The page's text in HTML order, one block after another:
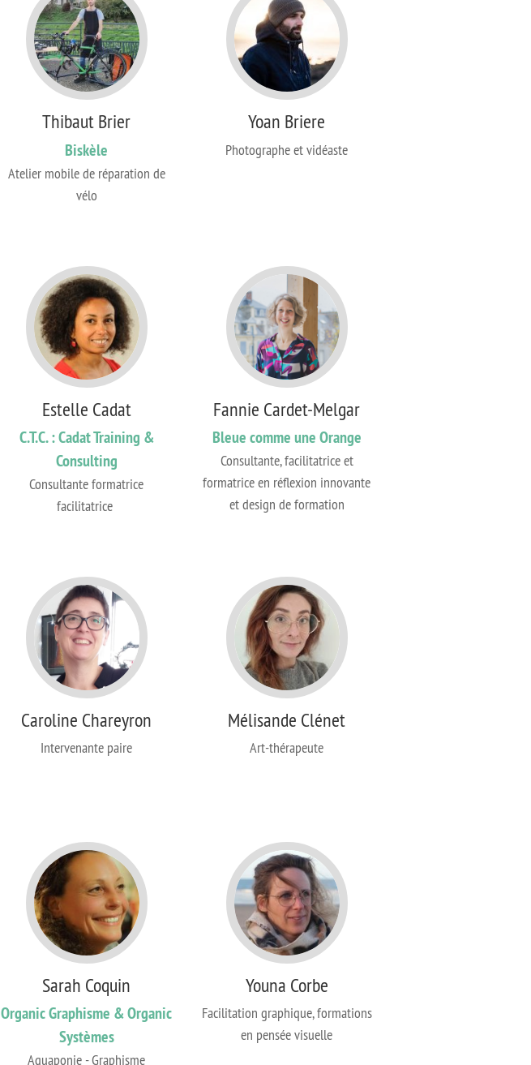
Thibaut Brier
Biskèle
Atelier mobile de réparation de
vélo
Yoan Briere
Photographe et vidéaste
Estelle Cadat
C.T.C. : Cadat Training &
Consulting
Consultante formatrice
facilitatrice
Fannie Cardet-Melgar
Bleue comme une Orange
Consultante, facilitatrice et
formatrice en réflexion innovante
et design de formation
Caroline Chareyron
Intervenante paire
Mélisande Clénet
Art-thérapeute
Sarah Coquin
Organic Graphisme & Organic
Systèmes
Aquaponie - Graphisme
Youna Corbe
Facilitation graphique, formations
en pensée visuelle